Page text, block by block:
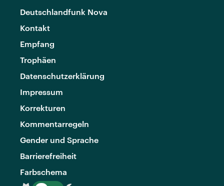
Deutschlandfunk Nova
Kontakt
Empfang
Trophäen
Datenschutzerklärung
Impressum
Korrekturen
Kommentarregeln
Gender und Sprache
Barrierefreiheit
Farbschema